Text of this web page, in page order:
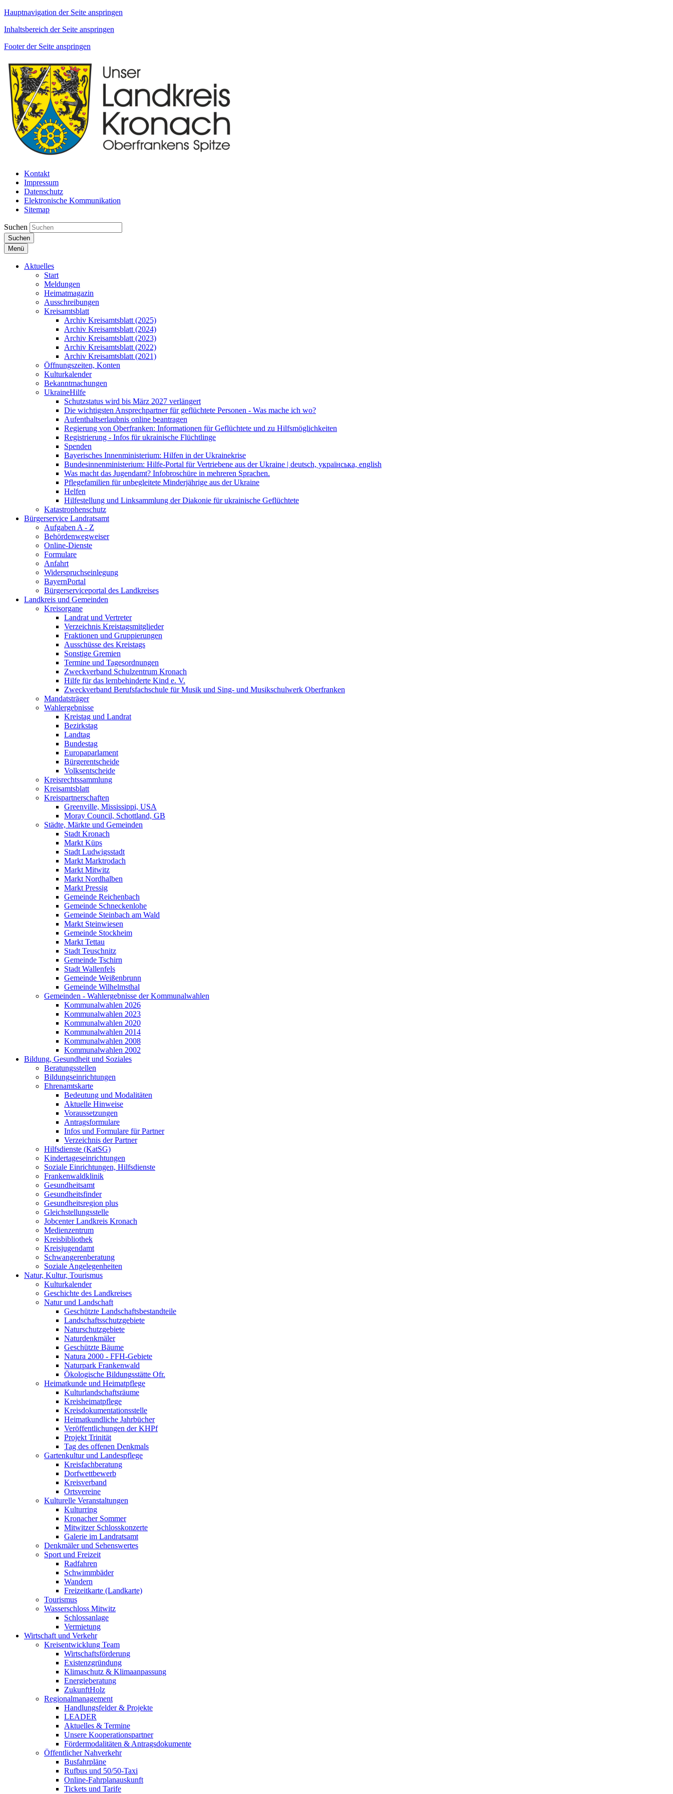
Hauptnavigation der Seite anspringen
Inhaltsbereich der Seite anspringen
Footer der Seite anspringen
Kontakt
Impressum
Datenschutz
Elektronische Kommunikation
Sitemap
Suchen
Suchen
Menü
Aktuelles
Start
Meldungen
Heimatmagazin
Ausschreibungen
Kreisamtsblatt
Archiv Kreisamtsblatt (2025)
Archiv Kreisamtsblatt (2024)
Archiv Kreisamtsblatt (2023)
Archiv Kreisamtsblatt (2022)
Archiv Kreisamtsblatt (2021)
Öffnungszeiten, Konten
Kulturkalender
Bekanntmachungen
UkraineHilfe
Schutzstatus wird bis März 2027 verlängert
Die wichtigsten Ansprechpartner für geflüchtete Personen - Was mache ich wo?
Aufenthaltserlaubnis online beantragen
Regierung von Oberfranken: Informationen für Geflüchtete und zu Hilfsmöglichkeiten
Registrierung - Infos für ukrainische Flüchtlinge
Spenden
Bayerisches Innenministerium: Hilfen in der Ukrainekrise
Bundesinnenministerium: Hilfe-Portal für Vertriebene aus der Ukraine | deutsch, українська, english
Was macht das Jugendamt? Infobroschüre in mehreren Sprachen.
Pflegefamilien für unbegleitete Minderjährige aus der Ukraine
Helfen
Hilfestellung und Linksammlung der Diakonie für ukrainische Geflüchtete
Katastrophenschutz
Bürgerservice Landratsamt
Aufgaben A - Z
Behördenwegweiser
Online-Dienste
Formulare
Anfahrt
Widerspruchseinlegung
BayernPortal
Bürgerserviceportal des Landkreises
Landkreis und Gemeinden
Kreisorgane
Landrat und Vertreter
Verzeichnis Kreistagsmitglieder
Fraktionen und Gruppierungen
Ausschüsse des Kreistags
Sonstige Gremien
Termine und Tagesordnungen
Zweckverband Schulzentrum Kronach
Hilfe für das lernbehinderte Kind e. V.
Zweckverband Berufsfachschule für Musik und Sing- und Musikschulwerk Oberfranken
Mandatsträger
Wahlergebnisse
Kreistag und Landrat
Bezirkstag
Landtag
Bundestag
Europaparlament
Bürgerentscheide
Volksentscheide
Kreisrechtssammlung
Kreisamtsblatt
Kreispartnerschaften
Greenville, Mississippi, USA
Moray Council, Schottland, GB
Städte, Märkte und Gemeinden
Stadt Kronach
Markt Küps
Stadt Ludwigsstadt
Markt Marktrodach
Markt Mitwitz
Markt Nordhalben
Markt Pressig
Gemeinde Reichenbach
Gemeinde Schneckenlohe
Gemeinde Steinbach am Wald
Markt Steinwiesen
Gemeinde Stockheim
Markt Tettau
Stadt Teuschnitz
Gemeinde Tschirn
Stadt Wallenfels
Gemeinde Weißenbrunn
Gemeinde Wilhelmsthal
Gemeinden - Wahlergebnisse der Kommunalwahlen
Kommunalwahlen 2026
Kommunalwahlen 2023
Kommunalwahlen 2020
Kommunalwahlen 2014
Kommunalwahlen 2008
Kommunalwahlen 2002
Bildung, Gesundheit und Soziales
Beratungsstellen
Bildungseinrichtungen
Ehrenamtskarte
Bedeutung und Modalitäten
Aktuelle Hinweise
Voraussetzungen
Antragsformulare
Infos und Formulare für Partner
Verzeichnis der Partner
Hilfsdienste (KatSG)
Kindertageseinrichtungen
Soziale Einrichtungen, Hilfsdienste
Frankenwaldklinik
Gesundheitsamt
Gesundheitsfinder
Gesundheitsregion plus
Gleichstellungsstelle
Jobcenter Landkreis Kronach
Medienzentrum
Kreisbibliothek
Kreisjugendamt
Schwangerenberatung
Soziale Angelegenheiten
Natur, Kultur, Tourismus
Kulturkalender
Geschichte des Landkreises
Natur und Landschaft
Geschützte Landschaftsbestandteile
Landschaftsschutzgebiete
Naturschutzgebiete
Naturdenkmäler
Geschützte Bäume
Natura 2000 - FFH-Gebiete
Naturpark Frankenwald
Ökologische Bildungsstätte Ofr.
Heimatkunde und Heimatpflege
Kulturlandschaftsräume
Kreisheimatpflege
Kreisdokumentationsstelle
Heimatkundliche Jahrbücher
Veröffentlichungen der KHPf
Projekt Trinität
Tag des offenen Denkmals
Gartenkultur und Landespflege
Kreisfachberatung
Dorfwettbewerb
Kreisverband
Ortsvereine
Kulturelle Veranstaltungen
Kulturring
Kronacher Sommer
Mitwitzer Schlosskonzerte
Galerie im Landratsamt
Denkmäler und Sehenswertes
Sport und Freizeit
Radfahren
Schwimmbäder
Wandern
Freizeitkarte (Landkarte)
Tourismus
Wasserschloss Mitwitz
Schlossanlage
Vermietung
Wirtschaft und Verkehr
Kreisentwicklung Team
Wirtschaftsförderung
Existenzgründung
Klimaschutz & Klimaanpassung
Energieberatung
ZukunftHolz
Regionalmanagement
Handlungsfelder & Projekte
LEADER
Aktuelles & Termine
Unsere Kooperationspartner
Fördermodalitäten & Antragsdokumente
Öffentlicher Nahverkehr
Busfahrpläne
Rufbus und 50/50-Taxi
Online-Fahrplanauskunft
Tickets und Tarife